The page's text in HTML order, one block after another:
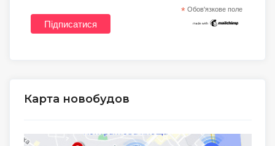
* Обов'язкове поле
Карта новобудов